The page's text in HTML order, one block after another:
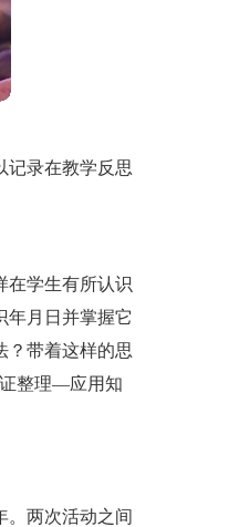
记录在教学反思
在学生有所认识
年月日并掌握它
？带着这样的思
整理—应用知
。两次活动之间